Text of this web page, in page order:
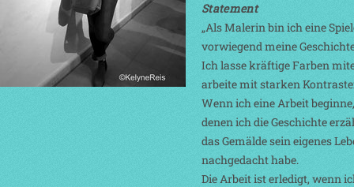
Statement
„Als Malerin bin ich eine
vorwiegend meine
Ich lasse kräftige Farben
arbeite mit starken
Wenn ich eine Arbeit
denen ich die Geschichte
das Gemälde sein eigenes
nachgedacht habe.
Die Arbeit ist erledigt, wenn